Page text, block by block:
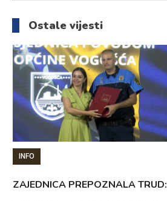
članaka
Ostale vijesti
INFO
ZAJEDNICA PREPOZNALA TRUD: